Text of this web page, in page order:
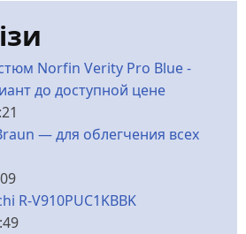
Norfin Verity Pro Blue -
до доступной цене
— для облегчения всех
R-V910PUC1KBBK